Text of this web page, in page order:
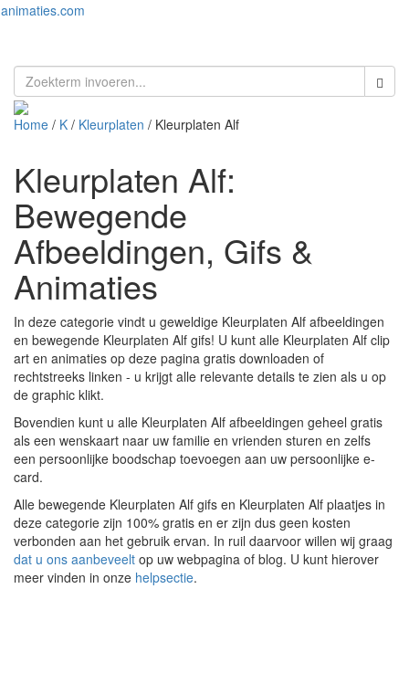
animaties.com
Home / K / Kleurplaten / Kleurplaten Alf
Kleurplaten Alf:
Bewegende
Afbeeldingen, Gifs &
Animaties
In deze categorie vindt u geweldige Kleurplaten Alf afbeeldingen
en bewegende Kleurplaten Alf gifs! U kunt alle Kleurplaten Alf clip
art en animaties op deze pagina gratis downloaden of
rechtstreeks linken - u krijgt alle relevante details te zien als u op
de graphic klikt.
Bovendien kunt u alle Kleurplaten Alf afbeeldingen geheel gratis
als een wenskaart naar uw familie en vrienden sturen en zelfs
een persoonlijke boodschap toevoegen aan uw persoonlijke e-
card.
Alle bewegende Kleurplaten Alf gifs en Kleurplaten Alf plaatjes in
deze categorie zijn 100% gratis en er zijn dus geen kosten
verbonden aan het gebruik ervan. In ruil daarvoor willen wij graag
dat u ons aanbeveelt op uw webpagina of blog. U kunt hierover
meer vinden in onze helpsectie.